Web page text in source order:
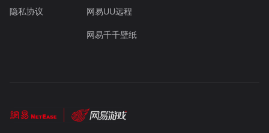
隐私协议 网易UU远程
网易千千壁纸